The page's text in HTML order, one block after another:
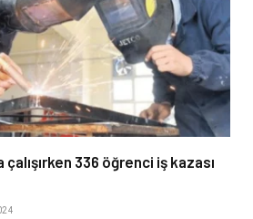
çalışırken 336 öğrenci iş kazası